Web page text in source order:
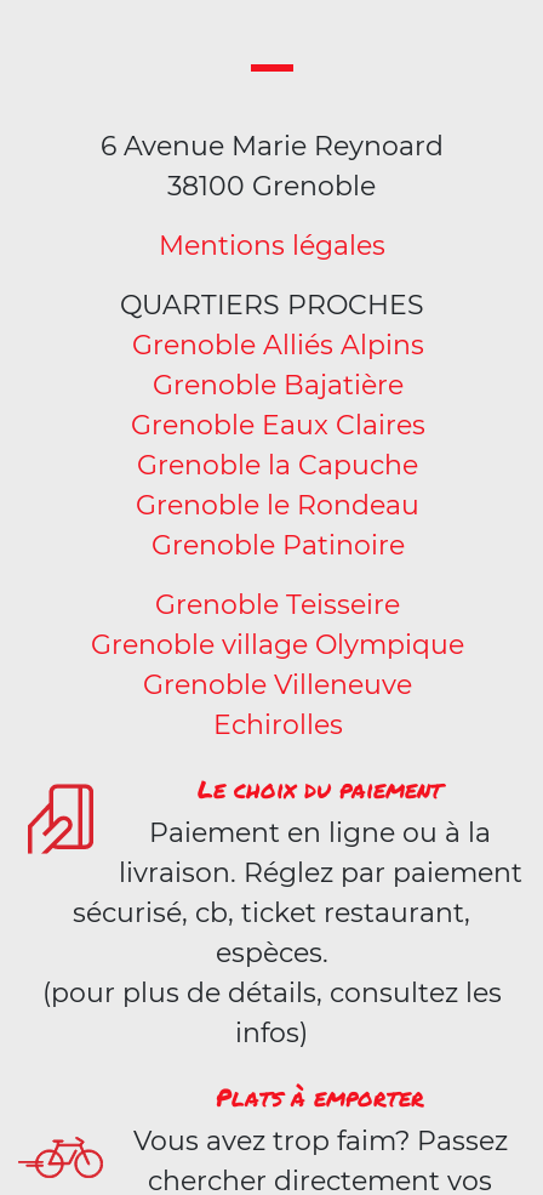
6 Avenue Marie Reynoard
38100 Grenoble
Mentions légales
QUARTIERS PROCHES
Grenoble Alliés Alpins
Grenoble Bajatière
Grenoble Eaux Claires
Grenoble la Capuche
Grenoble le Rondeau
Grenoble Patinoire
Grenoble Teisseire
Grenoble village Olympique
Grenoble Villeneuve
Echirolles
Le choix du paiement
Paiement en ligne ou à la
livraison. Réglez par paiement
sécurisé, cb, ticket restaurant,
espèces.
(pour plus de détails, consultez les
infos)
Plats à emporter
Vous avez trop faim? Passez
chercher directement vos